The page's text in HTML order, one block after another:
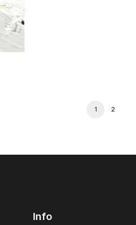
1 2
Info